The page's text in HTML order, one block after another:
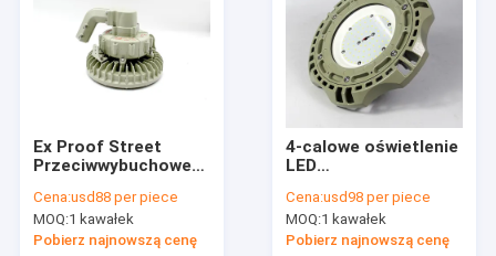
Ex Proof Street
Przeciwwybuchowe
Led High Bay
Cena:usd88 per piece
MOQ:1 kawałek
Pobierz najnowszą cenę
4-calowe oświetlenie
LED
50W 120w 100w Led
Ufo High Bay Light
Cena:usd98 per piece
MOQ:1 kawałek
Pobierz najnowszą cenę